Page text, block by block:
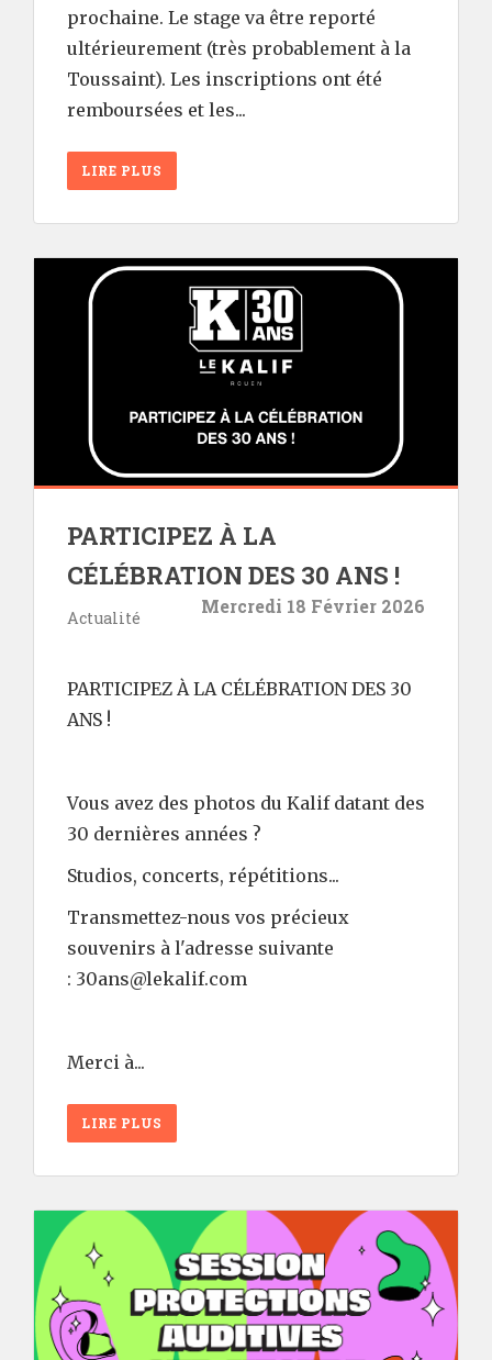
prochaine. Le stage va être reporté
ultérieurement (très probablement à la
Toussaint). Les inscriptions ont été
remboursées et les...
LIRE PLUS
PARTICIPEZ À LA
CÉLÉBRATION DES 30 ANS !
Actualité
Mercredi 18 Février 2026
PARTICIPEZ À LA CÉLÉBRATION DES 30
ANS !
Vous avez des photos du Kalif datant des
30 dernières années ?
Studios, concerts, répétitions...
Transmettez-nous vos précieux
souvenirs à l'adresse suivante
: 30ans@lekalif.com
Merci à...
LIRE PLUS